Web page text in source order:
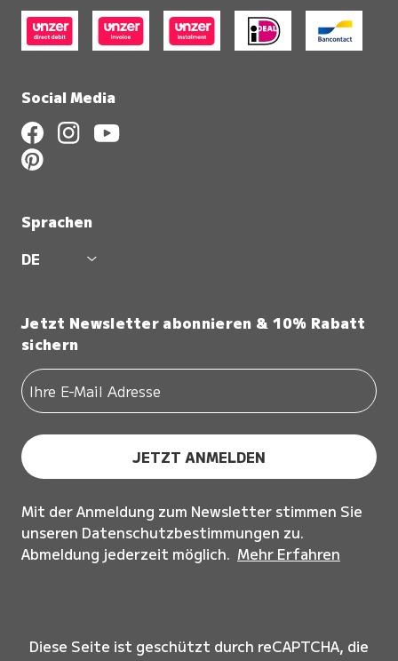
Social Media
Sprachen
DE
Jetzt Newsletter abonnieren & 10% Rabatt
sichern
JETZT ANMELDEN
Mit der Anmeldung zum Newsletter stimmen Sie
unseren Datenschutzbestimmungen zu.
Abmeldung jederzeit möglich. Mehr Erfahren
Diese Seite ist geschützt durch reCAPTCHA, die